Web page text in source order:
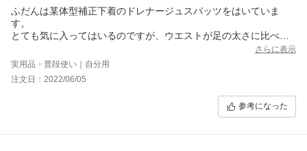
ふだんは某体型補正下着のドレナージュスパッツをはいていま
す。
とても気に入ってはいるのですが、ウエストが足の太さに比べて
大きいと言われ、足の付け根から下はガバガバ（笑）ちなみにサ
イズはそのブランドの70サイズ。
こちらの口コミをじっくり読ませていただいてS;Mサイズを選択
しました。
たしかに最初履くときは少しきつく感じますが図の通りゆっくり
持ち上げて履き切ったあと、内ももを後ろへ、お尻のオニクは上
さらに表示
実用品・普段使い｜自分用
注文日：2022/06/05
参考になった